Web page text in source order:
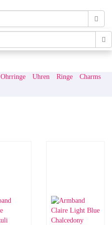
Ohrringe Uhren Ringe
Charms